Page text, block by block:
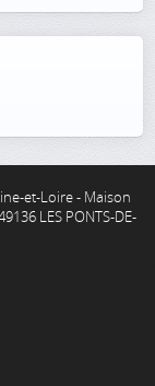
et-Loire - Maison
LES PONTS-DE-